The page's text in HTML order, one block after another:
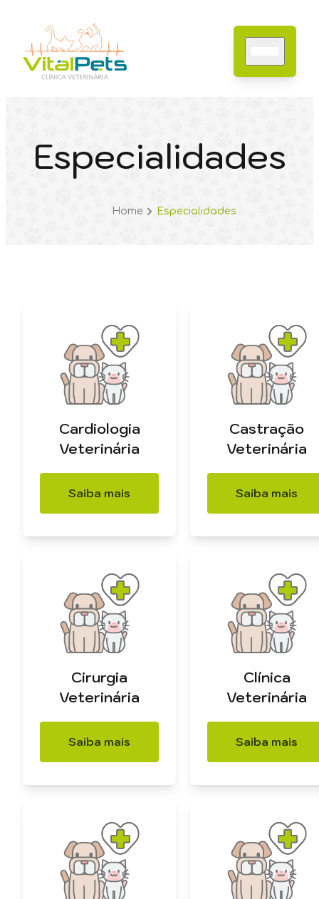
Home
Sobre nós
Especialidades
Especialidades
Home Especialidades
Cardiologia
Veterinária
Saiba mais
Castração
Veterinária
Saiba mais
Cirurgia
Veterinária
Saiba mais
Clínica
Veterinária
Saiba mais